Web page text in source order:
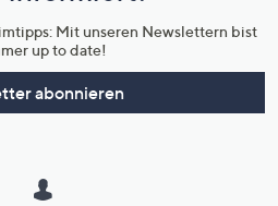
Mit unseren Newslettern bist
up to date!
abonnieren